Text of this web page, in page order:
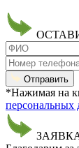
Отправить
*Нажимая на
персональных